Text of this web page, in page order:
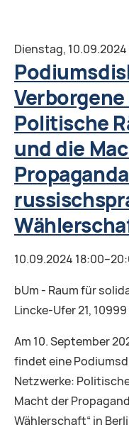
Macht
Dienstag, 10.09.2024
Politische
und die
10.09.2024
bUm - Raum für
Lincke-Ufer 21,
Am 10. September
findet eine
Netzwerke:
Macht der
Wählerschaft“ in